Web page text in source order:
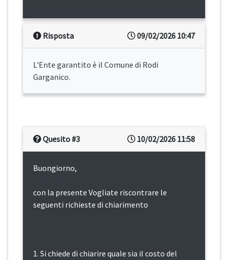
09/02/2026 10:47
Risposta
L'Ente garantito è il Comune di Rodi
Garganico.
10/02/2026 11:58
Quesito #3
Buongiorno,
con la presente Vogliate riscontrare le
seguenti richieste di chiarimento
1. Si chiede di chiarire quale sia il costo del